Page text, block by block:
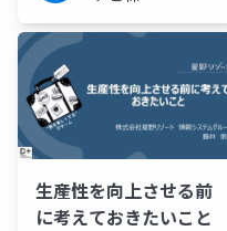
広報チー
生産性を向上させる前
に考えておきたいこと